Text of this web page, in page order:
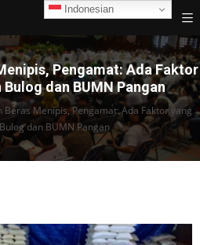
Pengamat: Ada Faktor
dan BUMN Pangan
Beras Menipis, Pengamat: Ada Faktor yang
dan BUMN Pangan
Indonesian